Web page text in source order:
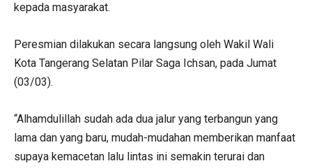
kepada masyarakat.
Peresmian dilakukan secara langsung oleh Wakil Wali
Kota Tangerang Selatan Pilar Saga Ichsan, pada Jumat
(03/03).
“Alhamdulillah sudah ada dua jalur yang terbangun yang
lama dan yang baru, mudah-mudahan memberikan manfaat
supaya kemacetan lalu lintas ini semakin terurai dan